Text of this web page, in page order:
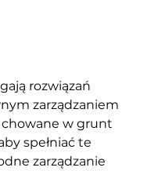
rozwiązań
zarządzaniem
w grunt
spełniać te
zarządzanie